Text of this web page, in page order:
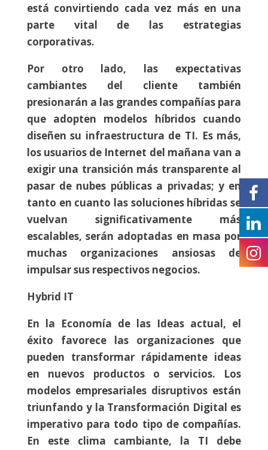
está convirtiendo cada vez más en una
parte vital de las estrategias
corporativas.
Por otro lado, las expectativas
cambiantes del cliente también
presionarán a las grandes compañías para
que adopten modelos híbridos cuando
diseñen su infraestructura de TI. Es más,
los usuarios de Internet del mañana van a
exigir una transición más transparente al
pasar de nubes públicas a privadas; y en
tanto en cuanto las soluciones híbridas se
vuelvan significativamente más
escalables, serán adoptadas en masa por
muchas organizaciones ansiosas de
impulsar sus respectivos negocios.
Hybrid IT
En la Economía de las Ideas actual, el
éxito favorece las organizaciones que
pueden transformar rápidamente ideas
en nuevos productos o servicios. Los
modelos empresariales disruptivos están
triunfando y la Transformación Digital es
imperativo para todo tipo de compañías.
En este clima cambiante, la TI debe